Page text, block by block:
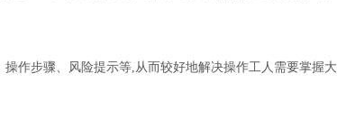
作步骤、风险提示等,从而较好地解决操作工人需要掌握大